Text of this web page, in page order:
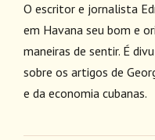
O escritor e jornalista
em Havana seu bom e
maneiras de sentir. É
sobre os artigos de
e da economia cubanas.